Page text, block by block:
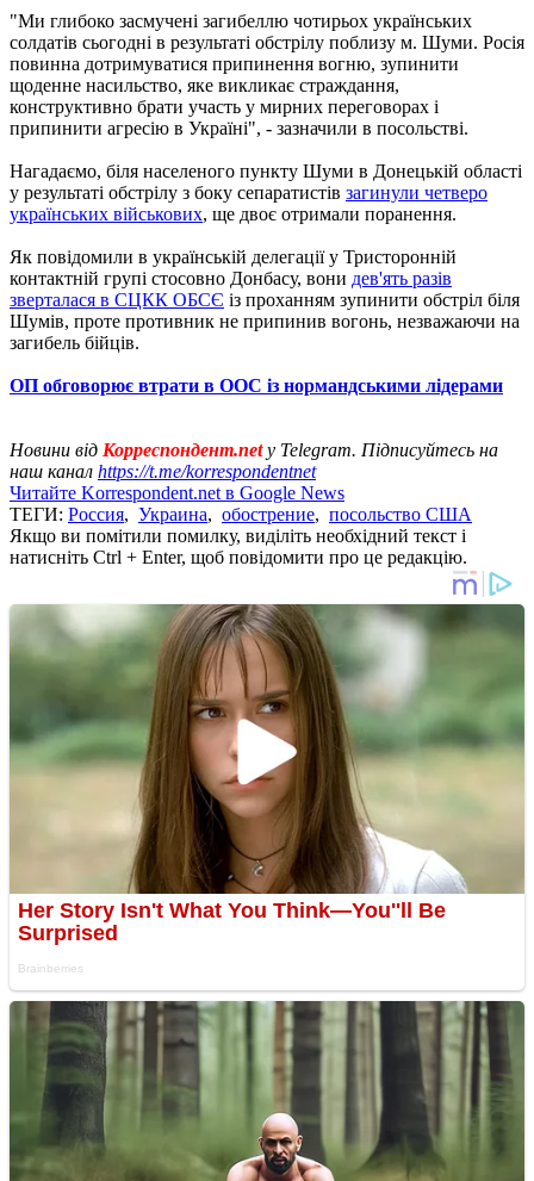
"Ми глибоко засмучені загибеллю чотирьох українських
солдатів сьогодні в результаті обстрілу поблизу м. Шуми. Росія
повинна дотримуватися припинення вогню, зупинити
щоденне насильство, яке викликає страждання,
конструктивно брати участь у мирних переговорах і
припинити агресію в Україні", - зазначили в посольстві.
Нагадаємо, біля населеного пункту Шуми в Донецькій області
у результаті обстрілу з боку сепаратистів загинули четверо
українських військових, ще двоє отримали поранення.
Як повідомили в українській делегації у Тристоронній
контактній групі стосовно Донбасу, вони дев'ять разів
зверталася в СЦКК ОБСЄ із проханням зупинити обстріл біля
Шумів, проте противник не припинив вогонь, незважаючи на
загибель бійців.
ОП обговорює втрати в ООС із нормандськими лідерами
Новини від Корреспондент.netу Telegram. Підписуйтесь на
наш канал https://t.me/korrespondentnet
Читайте Korrespondent.net в Google News
ТЕГИ: Россия, Украина, обострение, посольство США
Якщо ви помітили помилку, виділіть необхідний текст і
натисніть Ctrl + Enter, щоб повідомити про це редакцію.